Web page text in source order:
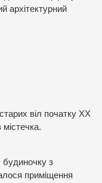
архітектурний
віл початку ХХ
будиночку з
приміщення